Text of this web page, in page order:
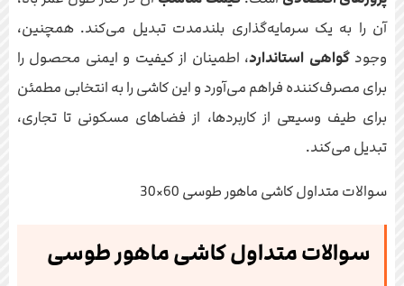
آن را به یک سرمایه‌گذاری بلندمدت تبدیل می‌کند. همچنین،
وجودگواهی استاندارد، اطمینان از کیفیت و ایمنی محصول را
برای مصرف‌کننده فراهم می‌آورد و این کاشی را به انتخابی مطمئن
برای طیف وسیعی از کاربردها، از فضاهای مسکونی تا تجاری،
تبدیل می‌کند.
سوالات متداول کاشی ماهور طوسی 60×30
سوالات متداول کاشی ماهور طوسی